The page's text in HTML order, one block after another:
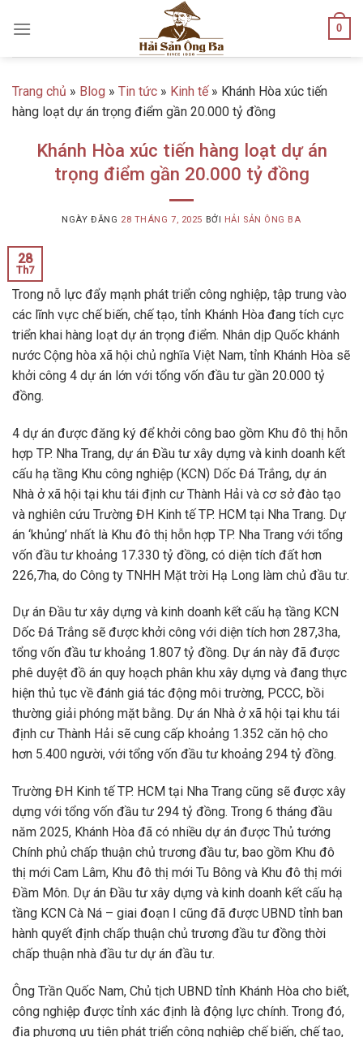
0
Trang chủ » Blog » Tin tức » Kinh tế» Khánh Hòa xúc tiến
hàng loạt dự án trọng điểm gần 20.000 tỷ đồng
Khánh Hòa xúc tiến hàng loạt dự án
trọng điểm gần 20.000 tỷ đồng
NGÀY ĐĂNG 28 THÁNG 7, 2025 BỞI HẢI SẢN ÔNG BA
28
Th7
Trong nỗ lực đẩy mạnh phát triển công nghiệp, tập trung vào
các lĩnh vực chế biến, chế tạo, tỉnh Khánh Hòa đang tích cực
triển khai hàng loạt dự án trọng điểm. Nhân dịp Quốc khánh
nước Cộng hòa xã hội chủ nghĩa Việt Nam, tỉnh Khánh Hòa sẽ
khởi công 4 dự án lớn với tổng vốn đầu tư gần 20.000 tỷ
đồng.
4 dự án được đăng ký để khởi công bao gồm Khu đô thị hỗn
hợp TP. Nha Trang, dự án Đầu tư xây dựng và kinh doanh kết
cấu hạ tầng Khu công nghiệp (KCN) Dốc Đá Trắng, dự án
Nhà ở xã hội tại khu tái định cư Thành Hải và cơ sở đào tạo
và nghiên cứu Trường ĐH Kinh tế TP. HCM tại Nha Trang. Dự
án ‘khủng’ nhất là Khu đô thị hỗn hợp TP. Nha Trang với tổng
vốn đầu tư khoảng 17.330 tỷ đồng, có diện tích đất hơn
226,7ha, do Công ty TNHH Mặt trời Hạ Long làm chủ đầu tư.
Dự án Đầu tư xây dựng và kinh doanh kết cấu hạ tầng KCN
Dốc Đá Trắng sẽ được khởi công với diện tích hơn 287,3ha,
tổng vốn đầu tư khoảng 1.807 tỷ đồng. Dự án này đã được
phê duyệt đồ án quy hoạch phân khu xây dựng và đang thực
hiện thủ tục về đánh giá tác động môi trường, PCCC, bồi
thường giải phóng mặt bằng. Dự án Nhà ở xã hội tại khu tái
định cư Thành Hải sẽ cung cấp khoảng 1.352 căn hộ cho
hơn 5.400 người, với tổng vốn đầu tư khoảng 294 tỷ đồng.
Trường ĐH Kinh tế TP. HCM tại Nha Trang cũng sẽ được xây
dựng với tổng vốn đầu tư 294 tỷ đồng. Trong 6 tháng đầu
năm 2025, Khánh Hòa đã có nhiều dự án được Thủ tướng
Chính phủ chấp thuận chủ trương đầu tư, bao gồm Khu đô
thị mới Cam Lâm, Khu đô thị mới Tu Bông và Khu đô thị mới
Đầm Môn. Dự án Đầu tư xây dựng và kinh doanh kết cấu hạ
tầng KCN Cà Ná – giai đoạn I cũng đã được UBND tỉnh ban
hành quyết định chấp thuận chủ trương đầu tư đồng thời
chấp thuận nhà đầu tư dự án đầu tư.
Ông Trần Quốc Nam, Chủ tịch UBND tỉnh Khánh Hòa cho biết,
công nghiệp được tỉnh xác định là động lực chính. Trong đó,
địa phương ưu tiên phát triển công nghiệp chế biến, chế tạo,